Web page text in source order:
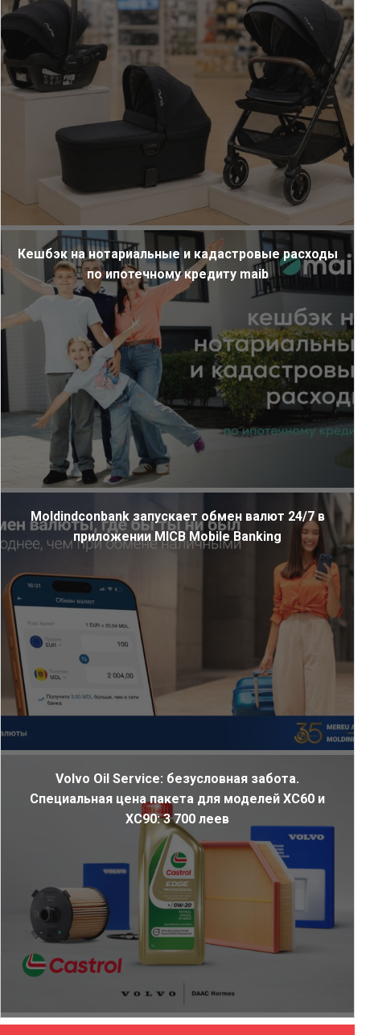
Кешбэк на нотариальные и кадастровые расходы
по ипотечному кредиту maib
Moldindconbank запускает обмен валют 24/7 в
приложении MICB Mobile Banking
Volvo Oil Service: безусловная забота.
Специальная цена пакета для моделей XC60 и
XC90: 3 700 леев